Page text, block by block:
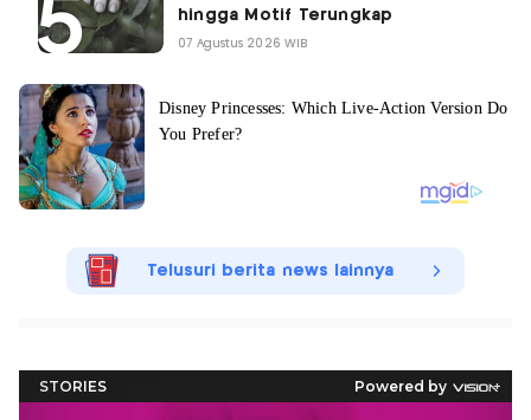
hingga Motif Terungkap
07 Agustus 2026 WIB
Telusuri berita news lainnya